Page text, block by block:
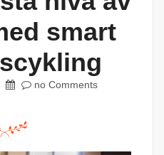
smart
no Comments